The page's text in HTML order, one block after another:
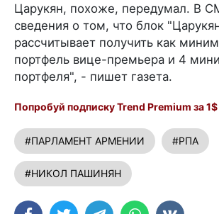
Царукян, похоже, передумал. В
сведения о том, что блок
рассчитывает получить как
портфель вице-премьера и 4
портфеля", - пишет газета.
Попробуй подписку Trend Premium за 1$
#ПАРЛАМЕНТ АРМЕНИИ #РПА
#НИКОЛ ПАШИНЯН